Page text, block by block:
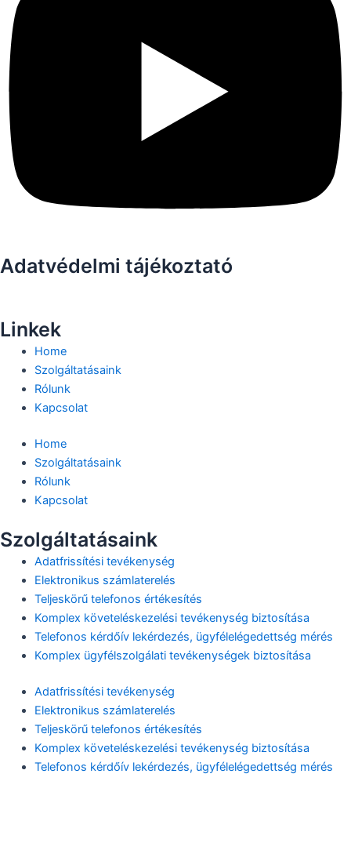
Adatvédelmi tájékoztató
Linkek
Home
Szolgáltatásaink
Rólunk
Kapcsolat
Home
Szolgáltatásaink
Rólunk
Kapcsolat
Szolgáltatásaink
Adatfrissítési tevékenység
Elektronikus számlaterelés
Teljeskörű telefonos értékesítés
Komplex követeléskezelési tevékenység biztosítása
Telefonos kérdőív lekérdezés, ügyfélelégedettség mérés
Komplex ügyfélszolgálati tevékenységek biztosítása
Adatfrissítési tevékenység
Elektronikus számlaterelés
Teljeskörű telefonos értékesítés
Komplex követeléskezelési tevékenység biztosítása
Telefonos kérdőív lekérdezés, ügyfélelégedettség mérés